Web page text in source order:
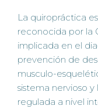
La quiropráctica
reconocida por la
implicada en el
prevención de
musculo-
sistema nervioso y
regulada a nivel